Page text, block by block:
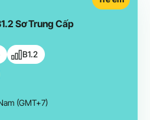
Sơ Trung Cấp
B1.2
(GMT+7)